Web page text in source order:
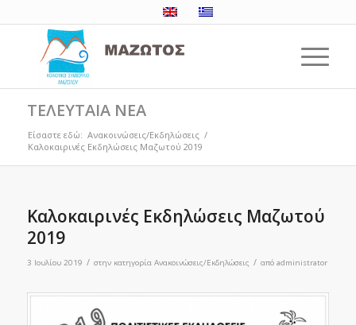
ΤΕΛΕΥΤΑΙΑ ΝΕΑ
Είσαστε εδώ: Ανακοινώσεις/Εκδηλώσεις /
Καλοκαιρινές Εκδηλώσεις Μαζωτού 2019
Καλοκαιρινές Εκδηλώσεις Μαζωτού
2019
3 Ιουλίου 2019 / στην κατηγορία Ανακοινώσεις/Εκδηλώσεις / από administrator